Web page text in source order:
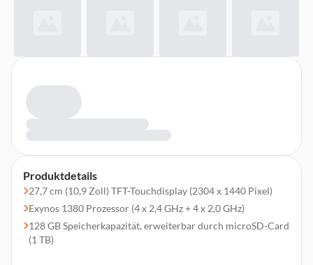
Produktdetails
27,7 cm (10,9 Zoll) TFT-Touchdisplay (2304 x 1440 Pixel)
Exynos 1380 Prozessor (4 x 2,4 GHz + 4 x 2,0 GHz)
128 GB Speicherkapazität, erweiterbar durch microSD-Card
(1 TB)